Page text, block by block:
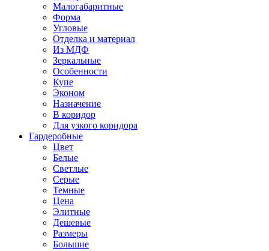
Малогабаритные
Форма
Угловые
Отделка и материал
Из МДФ
Зеркальные
Особенности
Купе
Эконом
Назначение
В коридор
Для узкого коридора
Гардеробные
Цвет
Белые
Светлые
Серые
Темные
Цена
Элитные
Дешевые
Размеры
Большие